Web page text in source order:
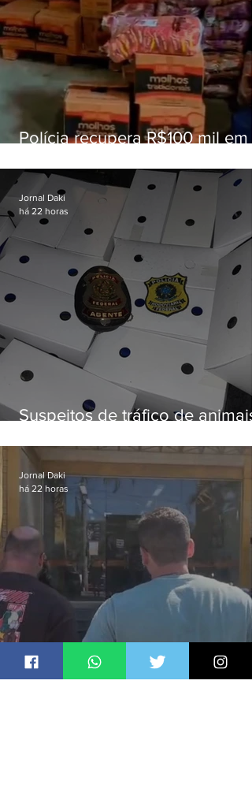
Polícia recupera R$100 mil em
Fluminense
Suspeitos de tráfico de animais
aves
Jornal Daki
há 22 horas
Jornal Daki
há 22 horas